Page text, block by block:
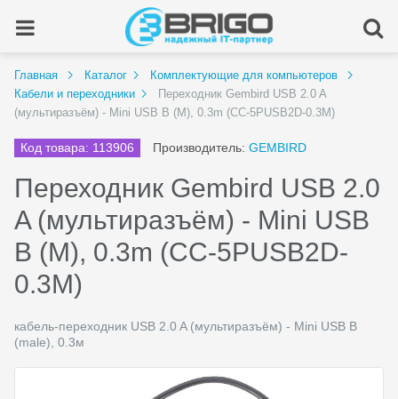
Главная Каталог
Комплектующие для компьютеров
Кабели и переходники
Переходник Gembird USB 2.0 A
(мультиразъём) - Mini USB B (M), 0.3m (CC-5PUSB2D-0.3M)
Код товара: 113906 Производитель: GEMBIRD
Переходник Gembird USB 2.0
A (мультиразъём) - Mini USB
B (M), 0.3m (CC-5PUSB2D-
0.3M)
кабель-переходник USB 2.0 A (мультиразъём) - Mini USB B
(male), 0.3м